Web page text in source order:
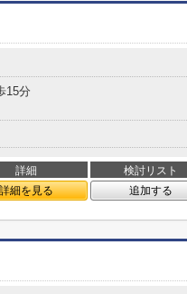
15分
詳細
検討リスト
細を見る 追加する